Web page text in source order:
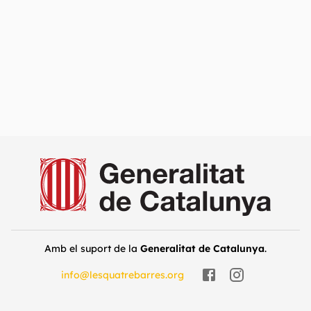
Amb el suport de la Generalitat de Catalunya.
info@lesquatrebarres.org